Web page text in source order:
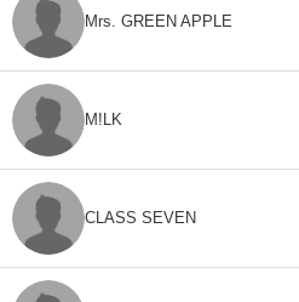
Mrs. GREEN APPLE
M!LK
CLASS SEVEN